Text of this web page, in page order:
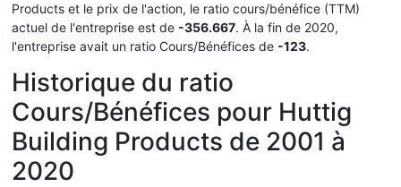
Products et le prix de l'action, le ratio cours/bénéfice (TTM)
actuel de l'entreprise est de -356.667. À la fin de 2020,
l'entreprise avait un ratio Cours/Bénéfices de -123.
Historique du ratio
Cours/Bénéfices pour Huttig
Building Products de 2001 à
2020